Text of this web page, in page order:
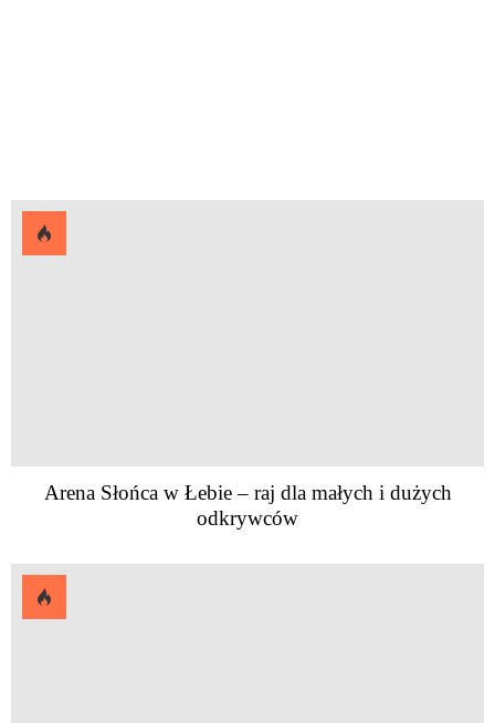
Arena Słońca w Łebie – raj dla małych i dużych
odkrywców